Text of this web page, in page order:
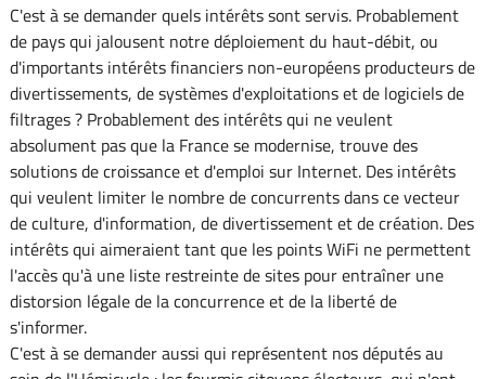
C'est à se demander quels intérêts sont servis. Probablement
de pays qui jalousent notre déploiement du haut-débit, ou
d'importants intérêts financiers non-européens producteurs de
divertissements, de systèmes d'exploitations et de logiciels de
filtrages ? Probablement des intérêts qui ne veulent
absolument pas que la France se modernise, trouve des
solutions de croissance et d'emploi sur Internet. Des intérêts
qui veulent limiter le nombre de concurrents dans ce vecteur
de culture, d'information, de divertissement et de création. Des
intérêts qui aimeraient tant que les points WiFi ne permettent
l'accès qu'à une liste restreinte de sites pour entraîner une
distorsion légale de la concurrence et de la liberté de
s'informer.
C'est à se demander aussi qui représentent nos députés au